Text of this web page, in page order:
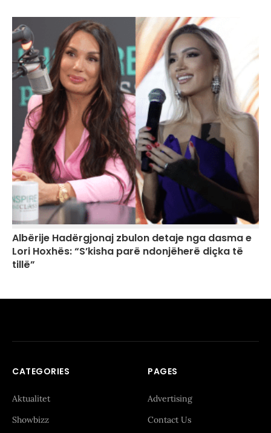
Albërije Hadërgjonaj zbulon detaje nga dasma e
Lori Hoxhës: “S’kisha parë ndonjëherë diçka të
tillë”
CATEGORIES
Aktualitet
Showbizz
PAGES
Advertising
Contact Us